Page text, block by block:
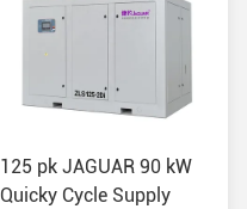
125 pk JAGUAR 90 kW
Quicky Cycle Supply